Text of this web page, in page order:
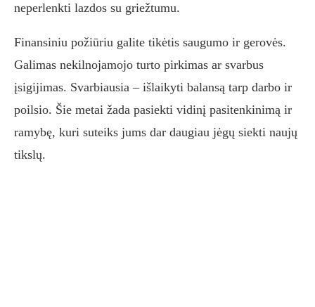
neperlenkti lazdos su griežtumu.
Finansiniu požiūriu galite tikėtis saugumo ir gerovės.
Galimas nekilnojamojo turto pirkimas ar svarbus
įsigijimas. Svarbiausia – išlaikyti balansą tarp darbo ir
poilsio. Šie metai žada pasiekti vidinį pasitenkinimą ir
ramybę, kuri suteiks jums dar daugiau jėgų siekti naujų
tikslų.